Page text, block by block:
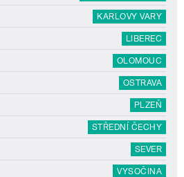
KARLOVY VARY
LIBEREC
OLOMOUC
OSTRAVA
PLZEŇ
STŘEDNÍ ČECHY
SEVER
VYSOČINA